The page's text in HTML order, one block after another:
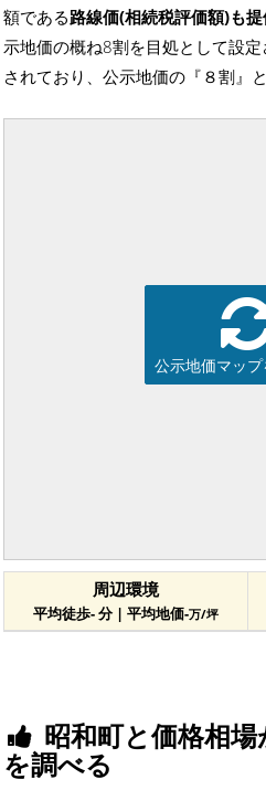
額である路線価(相続税評価額)も
示地価の概ね8割を目処として設
されており、公示地価の『８割』
公示地価マッ
周辺環境
平均徒歩- 分 | 平均地価-万/坪
昭和町と価格相
を調べる